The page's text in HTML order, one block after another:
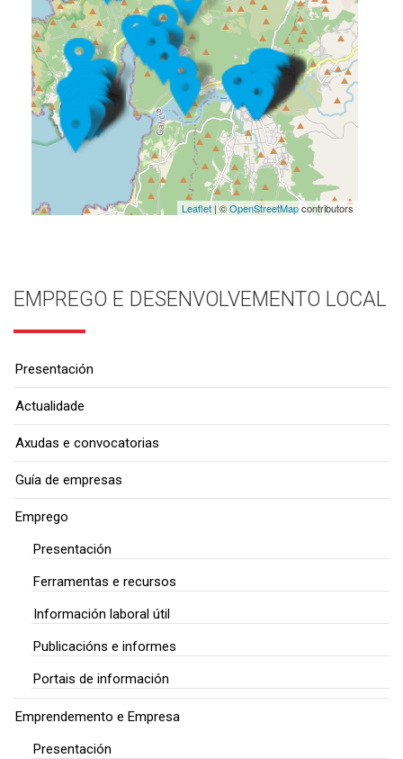
Leaflet| ©OpenStreetMapcontributors
EMPREGO E DESENVOLVEMENTO LOCAL
Presentación
Actualidade
Axudas e convocatorias
Guía de empresas
Emprego
Presentación
Ferramentas e recursos
Información laboral útil
Publicacións e informes
Portais de información
Emprendemento e Empresa
Presentación